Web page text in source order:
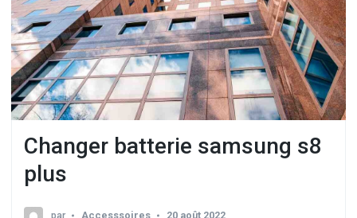
Changer batterie samsung s8
plus
par Accesssoires 20 août 2022